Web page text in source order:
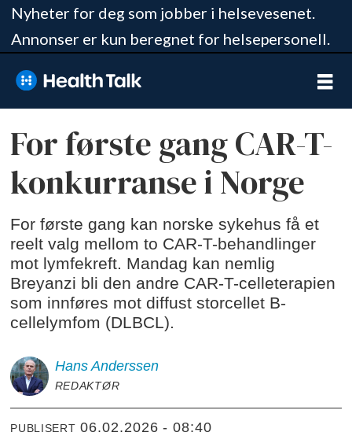
Nyheter for deg som jobber i helsevesenet.
Annonser er kun beregnet for helsepersonell.
For første gang CAR-T-
konkurranse i Norge
For første gang kan norske sykehus få et
reelt valg mellom to CAR-T-behandlinger
mot lymfekreft. Mandag kan nemlig
Breyanzi bli den andre CAR-T-celleterapien
som innføres mot diffust storcellet B-
cellelymfom (DLBCL).
Hans Anderssen
REDAKTØR
PUBLISERT 06.02.2026 - 08:40